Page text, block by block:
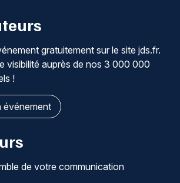
gratuitement sur le site jds.fr.
visibilité auprès de nos 3 000 000
!
événement
de votre communication